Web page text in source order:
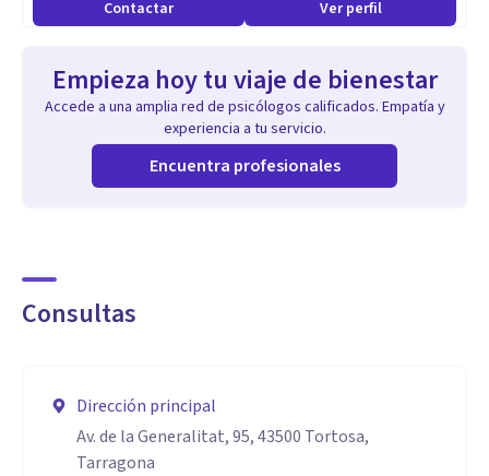
Contactar Ver perfil
Empieza hoy tu viaje de bienestar
Accede a una amplia red de psicólogos calificados. Empatía y
experiencia a tu servicio.
Encuentra profesionales
Consultas
Dirección principal
Av. de la Generalitat, 95, 43500 Tortosa,
Tarragona